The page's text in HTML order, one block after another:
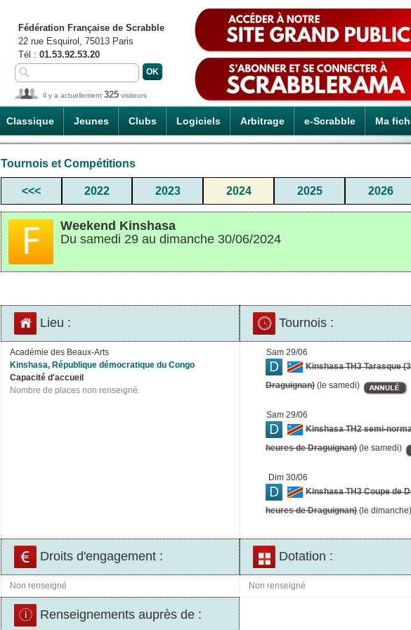
Classique Jeunes Clubs Logiciels Arbitrage e-Scrabble Ma
Fédération Française de Scrabble
22 rue Esquirol, 75013 Paris
Tél : 01.53.92.53.20
Il y a actuellement 325 visiteurs
Tournois et Compétitions
<<< 2022 2023 2024 2025 2026
Weekend Kinshasa
Du samedi 29 au dimanche 30/06/2024
Lieu : Tournois :
Académie des Beaux-Arts
Kinshasa, République démocratique du Congo
Capacité d'accueil
Nombre de places non renseigné.
Sam 29/06
Kinshasa TH3 Tarasque
Draguignan) (le samedi)
Sam 29/06
Kinshasa TH2 semi-
heures de Draguignan) (le samedi)
Dim 30/06
Kinshasa TH3 Coupe de
heures de Draguignan) (le dimanche)
Droits d'engagement : Dotation :
Non renseigné Non renseigné
Renseignements auprès de :